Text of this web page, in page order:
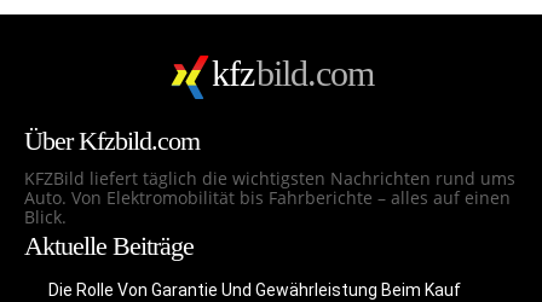
kfzbild.com
Über Kfzbild.com
KFZBild liefert täglich die wichtigsten Nachrichten rund ums
Auto. Von Elektromobilität bis Fahrberichte – alles auf einen
Blick.
Aktuelle Beiträge
Die Rolle Von Garantie Und Gewährleistung Beim Kauf